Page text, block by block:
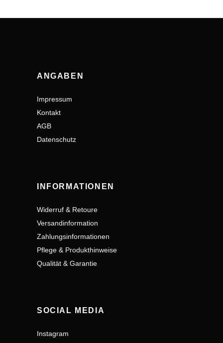
ANGABEN
Impressum
Kontakt
AGB
Datenschutz
INFORMATIONEN
Widerruf & Retoure
Versandinformation
Zahlungsinformationen
Pflege & Produkthinweise
Qualität & Garantie
SOCIAL MEDIA
Instagram